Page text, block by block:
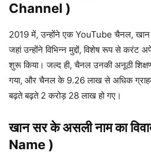
Channel )
2019 में, उन्होंने एक YouTube चैनल, खान
जहां उन्होंने विभिन्न मुद्दों, विशेष रूप से करंट
शुरू किया। जल्द ही, चैनल उनकी अनूठी
गया, और चैनल के 9.26 लाख से अधिक
बढ़ते बढ़ते 2 करोड़ 28 लाख हो गए।
खान सर के असली नाम का
Name )